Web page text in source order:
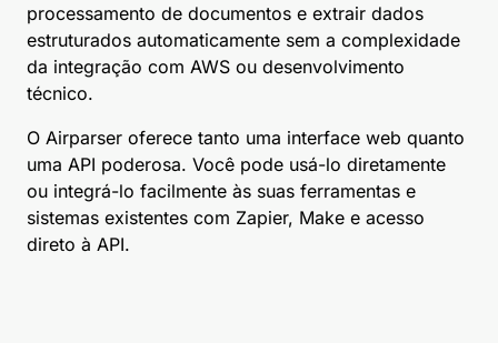
processamento de documentos e extrair dados
estruturados automaticamente sem a complexidade
da integração com AWS ou desenvolvimento
técnico.
O Airparser oferece tanto uma interface web quanto
uma API poderosa. Você pode usá-lo diretamente
ou integrá-lo facilmente às suas ferramentas e
sistemas existentes com Zapier, Make e acesso
direto à API.